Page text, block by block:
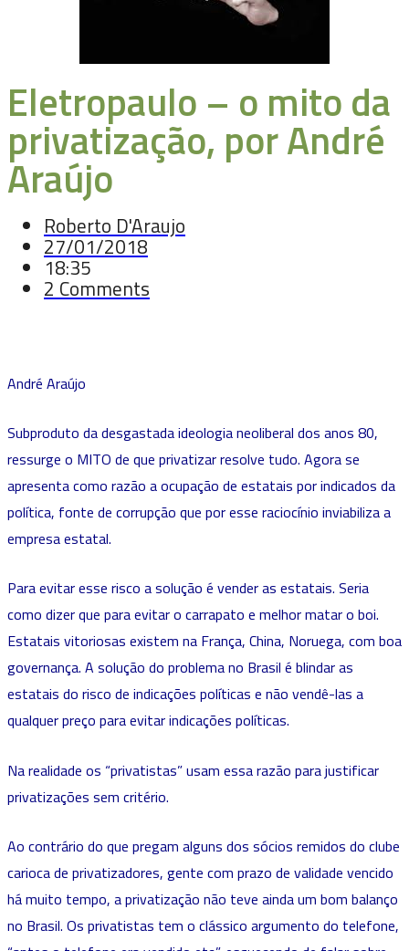
Eletropaulo – o mito da
privatização, por André
Araújo
Roberto D'Araujo
27/01/2018
18:35
2 Comments
André Araújo
Subproduto da desgastada ideologia neoliberal dos anos 80,
ressurge o MITO de que privatizar resolve tudo. Agora se
apresenta como razão a ocupação de estatais por indicados da
política, fonte de corrupção que por esse raciocínio inviabiliza a
empresa estatal.
​Para evitar esse risco a solução é vender as estatais. Seria
como dizer que para evitar o carrapato e melhor matar o boi.
Estatais vitoriosas existem na França, China, Noruega, com boa
governança. A solução do problema no Brasil é blindar as
estatais do risco de indicações políticas e não vendê-las a
qualquer preço para evitar indicações políticas.
Na realidade os “privatistas” usam essa razão para justificar
privatizações sem critério.
Ao contrário do que pregam alguns dos sócios remidos do clube
carioca de privatizadores, gente com prazo de validade vencido
há muito tempo, a privatização não teve ainda um bom balanço
no Brasil. Os privatistas tem o clássico argumento do telefone,